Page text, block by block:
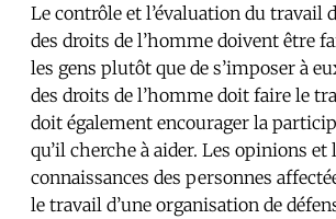
Le contrôle et l’évaluation du travail
des droits de l’homme doivent être
les gens plutôt que de s’imposer à
des droits de l’homme doit faire le
doit également encourager la
qu’il cherche à aider. Les opinions et
connaissances des personnes
le travail d’une organisation de